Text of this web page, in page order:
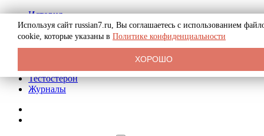
История
Биография
Криминал
Реклама на сайте
Тестостерон
Журналы
Используя сайт russian7.ru, Вы соглашаетесь с использованием
cookie, которые указаны в Политике конфиденциальности
ХОРОШО